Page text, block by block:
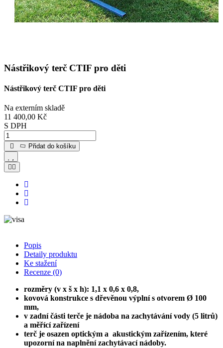
Nástřikový terč CTIF pro děti
Nástřikový terč CTIF pro děti
Na externím skladě
11 400,00 Kč
S DPH
Přidat do košíku
Popis
Detaily produktu
Ke stažení
Recenze (0)
rozměry (v x š x h): 1,1 x 0,6 x 0,8,
kovová konstrukce s dřevěnou výplní s otvorem Ø 100
mm,
v zadní části terče je nádoba na zachytávání vody (5 litrů)
a měřící zařízení
terč je osazen optickým a akustickým zařízením, které
upozorní na naplnění zachytávací nádoby.